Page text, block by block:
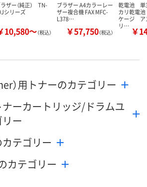
ザー（純正） TN-
シリーズ
10,580～（税込）
ブラザー A4カラーレー
ザー複合機 FAX MFC-
L378…
￥57,750（税込）
乾電池
カリ乾電
ケージ ア
リ… ￥
）用トナーのカテゴリー
ーカートリッジ/ドラムユ
ー
テゴリー
カテゴリー